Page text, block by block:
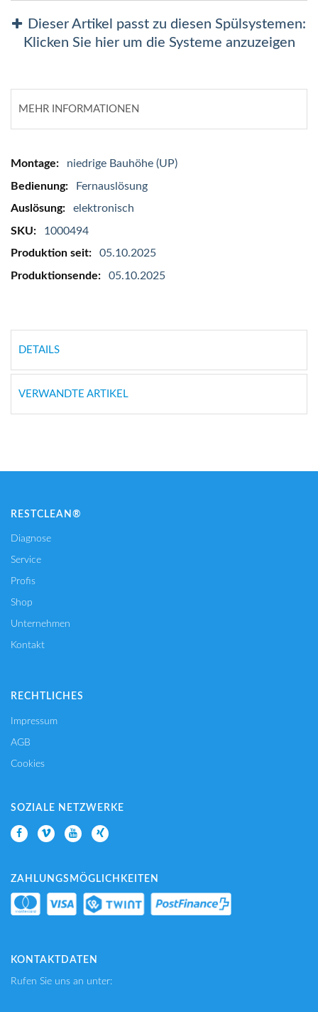
Dieser Artikel passt zu diesen Spülsystemen:
Klicken Sie hier um die Systeme anzuzeigen
MEHR INFORMATIONEN
Mehr
Informationen
niedrige Bauhöhe (UP)
Fernauslösung
elektronisch
1000494
05.10.2025
05.10.2025
DETAILS
VERWANDTE ARTIKEL
RESTCLEAN®
Diagnose
Service
Profis
Shop
Unternehmen
Kontakt
RECHTLICHES
Impressum
AGB
Cookies
SOZIALE NETZWERKE
ZAHLUNGSMÖGLICHKEITEN
KONTAKTDATEN
Rufen Sie uns an unter: